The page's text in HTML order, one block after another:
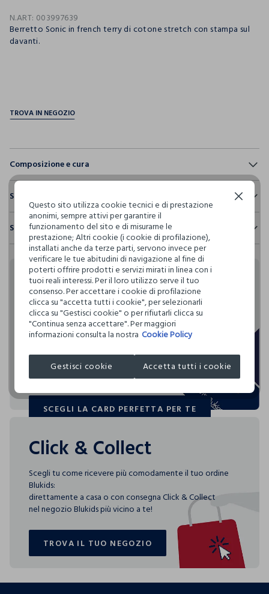
N.ART: 003997639
Berretto Sonic in french terry di cotone stretch con stampa sul
davanti.
Composizione e cura
Composizione:
NON CANDEGGIARE
TEMPERATURA MASSIMA 40°C - PROCEDURA DELICATA
LAVAGGIO A SECCO PROFESSIONALE CON
TETRACLOROETILENE E TUTTI I SOLVENTI INDICATI CON IL
SEGNO F - PROCEDURA DELICATA
RIDOTTA
TEMPERATURA MASSIMA DELLA PIASTRA DEL FERRO
110°C, LA STIRATURA A VAPORE PUO' PROVOCARE
DANNI IRREVERSIBILI
Sostenibilità e trasparenza
Sicurezza
Il 100% dei nostri articoli viene sottoposto a test chimico-
fisici, per verificarne il rispetto dei limiti che abbiamo
definito per l’uso di sostanze chimiche, talvolta anche più
restrittivi rispetto a quelli previsti dalla normativa
internazionale.
Clicca qui per vedere i dettagli
I nostri fornitori
JB LICENSES SRL
MADE IN CHINA
Spedizione e resi
Hai fino a 30 giorni dalla consegna del tuo ordine online per
cambiare idea e restituire i prodotti che hai acquistato.
Rendi speciali i tuoi
acquisti
Blukids card e Blukids Club sono le carte fedeltà che
speciali i tuoi acquisti: ti aspettano vantaggi, promozioni e
sorprese pensate solo per te tutto l'anno!
SCEGLI LA CARD PERFETTA PER TE
SCEGLI LA CARD PERFETTA PER TE
Click & Collect
Scegli tu come ricevere più comodamente il tuo ordine
Blukids:
direttamente a casa o con consegna Click & Collect
nel negozio Blukids più vicino a te!
TROVA IL TUO NEGOZIO
TROVA IL TUO NEGOZIO
Questo sito utilizza cookie tecnici e di prestazione
anonimi, sempre attivi per garantire il
funzionamento del sito e di misurarne le
prestazione; Altri cookie (i cookie di profilazione),
installati anche da terze parti, servono invece per
verificare le tue abitudini di navigazione al fine di
poterti offrire prodotti e servizi mirati in linea con i
tuoi reali interessi. Per il loro utilizzo serve il tuo
consenso. Per accettare i cookie di profilazione
clicca su "accetta tutti i cookie", per selezionarli
clicca su "Gestisci cookie" o per rifiutarli clicca su
"Continua senza accettare". Per maggiori
informazioni consulta la nostra Cookie Policy
Gestisci cookie Accetta tutti i cookie
Continua senza accettare